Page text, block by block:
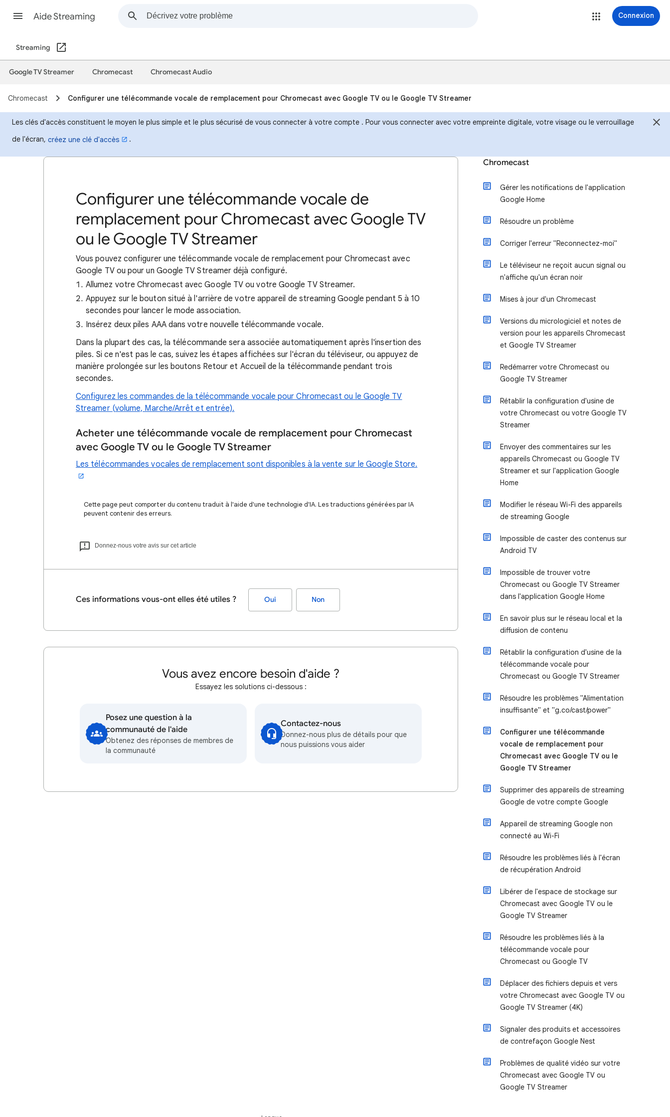
Aide Streaming Connexion
Streaming
Google TV Streamer Chromecast Chromecast Audio
Chromecast Configurer une télécommande vocale de remplacement pour Chromecast avec Google TV ou le Google TV Streamer
Les clés d'accès constituent le moyen le plus simple et le plus sécurisé de vous connecter à votre compte . Pour vous connecter avec votre empreinte digitale, votre visage ou le verrouillage
de l'écran, créez une clé d'accès .
Configurer une télécommande vocale de
remplacement pour Chromecast avec Google TV
ou le Google TV Streamer
Vous pouvez configurer une télécommande vocale de remplacement pour Chromecast avec
Google TV ou pour un Google TV Streamer déjà configuré.
Allumez votre Chromecast avec Google TV ou votre Google TV Streamer.
Appuyez sur le bouton situé à l'arrière de votre appareil de streaming Google pendant 5 à 10
secondes pour lancer le mode association.
Insérez deux piles AAA dans votre nouvelle télécommande vocale.
Dans la plupart des cas, la télécommande sera associée automatiquement après l'insertion des
piles. Si ce n'est pas le cas, suivez les étapes affichées sur l'écran du téléviseur, ou appuyez de
manière prolongée sur les boutons Retour et Accueil de la télécommande pendant trois
secondes.
Configurez les commandes de la télécommande vocale pour Chromecast ou le Google TV
Streamer (volume, Marche/Arrêt et entrée).
Acheter une télécommande vocale de remplacement pour Chromecast
avec Google TV ou le Google TV Streamer
Les télécommandes vocales de remplacement sont disponibles à la vente sur le Google Store.
Cette page peut comporter du contenu traduit à l'aide d'une technologie d'IA. Les traductions générées par IA
peuvent contenir des erreurs.
Donnez-nous votre avis sur cet article
Ces informations vous-ont elles été utiles ? Oui Non
Vous avez encore besoin d'aide ?
Essayez les solutions ci-dessous :
Posez une question à la
communauté de l'aide
Obtenez des réponses de membres de
la communauté
Contactez-nous
Donnez-nous plus de détails pour que
nous puissions vous aider
Chromecast
Gérer les notifications de l'application
Google Home
Résoudre un problème
Corriger l'erreur "Reconnectez-moi"
Le téléviseur ne reçoit aucun signal ou
n'affiche qu'un écran noir
Mises à jour d'un Chromecast
Versions du micrologiciel et notes de
version pour les appareils Chromecast
et Google TV Streamer
Redémarrer votre Chromecast ou
Google TV Streamer
Rétablir la configuration d'usine de
votre Chromecast ou votre Google TV
Streamer
Envoyer des commentaires sur les
appareils Chromecast ou Google TV
Streamer et sur l'application Google
Home
Modifier le réseau Wi-Fi des appareils
de streaming Google
Impossible de caster des contenus sur
Android TV
Impossible de trouver votre
Chromecast ou Google TV Streamer
dans l'application Google Home
En savoir plus sur le réseau local et la
diffusion de contenu
Rétablir la configuration d'usine de la
télécommande vocale pour
Chromecast ou Google TV Streamer
Résoudre les problèmes "Alimentation
insuffisante" et "g.co/cast/power"
Configurer une télécommande
vocale de remplacement pour
Chromecast avec Google TV ou le
Google TV Streamer
Supprimer des appareils de streaming
Google de votre compte Google
Appareil de streaming Google non
connecté au Wi-Fi
Résoudre les problèmes liés à l'écran
de récupération Android
Libérer de l'espace de stockage sur
Chromecast avec Google TV ou le
Google TV Streamer
Résoudre les problèmes liés à la
télécommande vocale pour
Chromecast ou Google TV
Déplacer des fichiers depuis et vers
votre Chromecast avec Google TV ou
Google TV Streamer (4K)
Signaler des produits et accessoires
de contrefaçon Google Nest
Problèmes de qualité vidéo sur votre
Chromecast avec Google TV ou
Google TV Streamer